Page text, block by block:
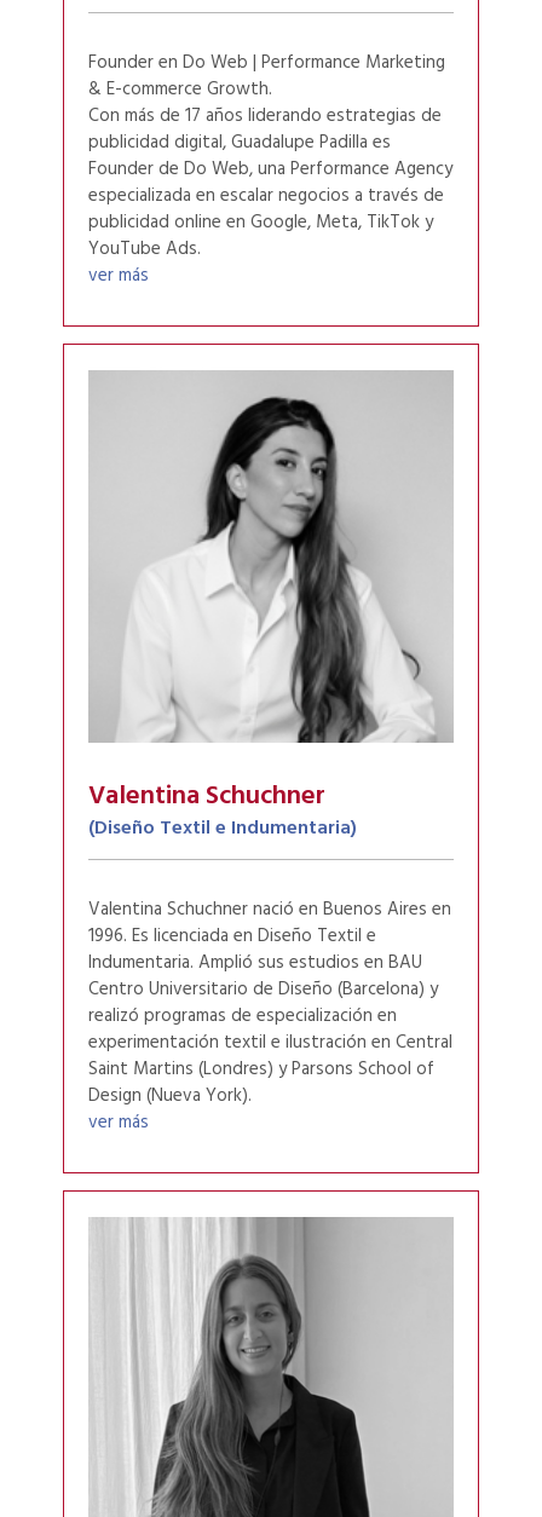
Founder en Do Web | Performance Marketing
& E-commerce Growth.
Con más de 17 años liderando estrategias de
publicidad digital, Guadalupe Padilla es
Founder de Do Web, una Performance Agency
especializada en escalar negocios a través de
publicidad online en Google, Meta, TikTok y
YouTube Ads.
ver más
Valentina Schuchner
(Diseño Textil e Indumentaria)
Valentina Schuchner nació en Buenos Aires en
1996. Es licenciada en Diseño Textil e
Indumentaria. Amplió sus estudios en BAU
Centro Universitario de Diseño (Barcelona) y
realizó programas de especialización en
experimentación textil e ilustración en Central
Saint Martins (Londres) y Parsons School of
Design (Nueva York).
ver más